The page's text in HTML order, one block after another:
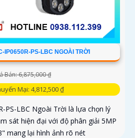
IP0650R-PS-LBC NGOÀI TRỜI
Bán: 6,875,000 ₫
Mại: 4,812,500 ₫
PS-LBC Ngoài Trời là lựa chọn lý
sát hiện đại với độ phân giải 5MP
mang lại hình ảnh rõ nét